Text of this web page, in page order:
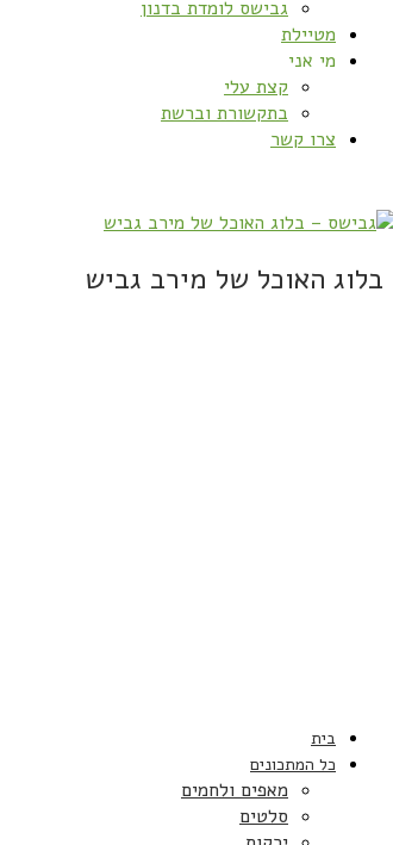
גבישס לומדת בדנון
מטיילת
מי אני
קצת עלי
בתקשורת וברשת
צרו קשר
בלוג האוכל של מירב גביש
בית
כל המתכונים
מאפים ולחמים
סלטים